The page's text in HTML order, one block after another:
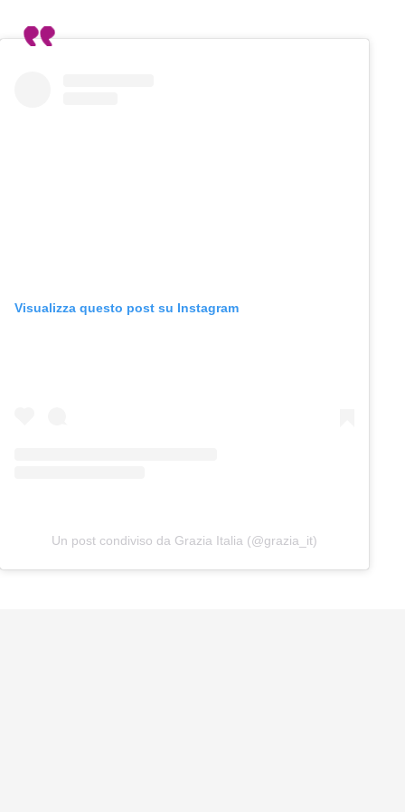
Visualizza questo post su Instagram
Un post condiviso da Grazia Italia (@grazia_it)